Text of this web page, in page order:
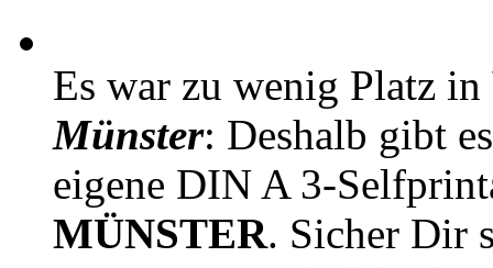
Es war zu wenig Platz in
Münster: Deshalb gibt
eigene DIN A 3-
MÜNSTER. Sicher Dir